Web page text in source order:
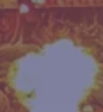
Skip
content